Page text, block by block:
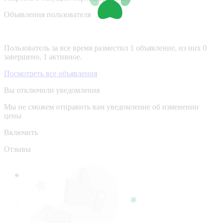
Объявления пользователя
Пользователь за все время разместил 1 объявление, из них 0
завершено, 1 активное.
Посмотреть все объявления
Вы отключили уведомления
Мы не сможем отправить вам уведомление об изменении
цены
Включить
Отзывы